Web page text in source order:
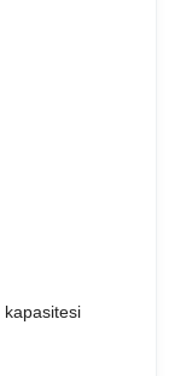
kapasitesi